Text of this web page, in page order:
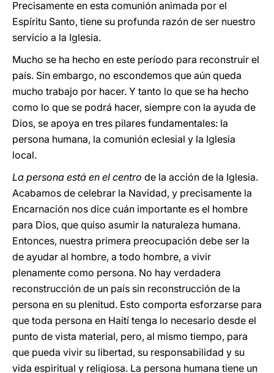
Precisamente en esta comunión animada por el
Espíritu Santo, tiene su profunda razón de ser nuestro
servicio a la Iglesia.
Mucho se ha hecho en este período para reconstruir el
país. Sin embargo, no escondemos que aún queda
mucho trabajo por hacer. Y tanto lo que se ha hecho
como lo que se podrá hacer, siempre con la ayuda de
Dios, se apoya en tres pilares fundamentales: la
persona humana, la comunión eclesial y la Iglesia
local.
La persona está en el centro de la acción de la Iglesia.
Acabamos de celebrar la Navidad, y precisamente la
Encarnación nos dice cuán importante es el hombre
para Dios, que quiso asumir la naturaleza humana.
Entonces, nuestra primera preocupación debe ser la
de ayudar al hombre, a todo hombre, a vivir
plenamente como persona. No hay verdadera
reconstrucción de un país sin reconstrucción de la
persona en su plenitud. Esto comporta esforzarse para
que toda persona en Haití tenga lo necesario desde el
punto de vista material, pero, al mismo tiempo, para
que pueda vivir su libertad, su responsabilidad y su
vida espiritual y religiosa. La persona humana tiene un